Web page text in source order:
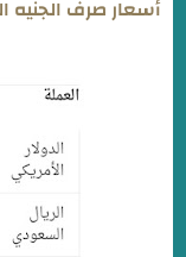
أسعار صرف